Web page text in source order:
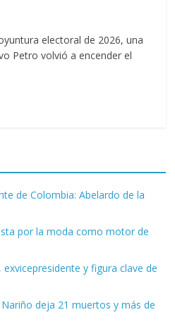
electoral de 2026, una
Petro volvió a encender el
de Colombia: Abelardo de la
por la moda como motor de
y figura clave de
deja 21 muertos y más de